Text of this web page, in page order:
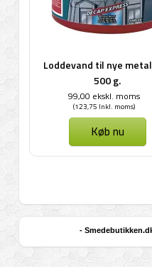
Loddevand til nye
500 g.
99,00 ekskl. moms
(123,75 Inkl. moms)
Køb nu
-